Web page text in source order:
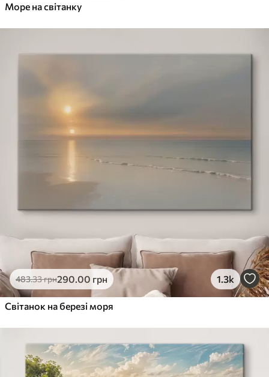
Море на світанку
483.33грн290.00 грн 1.3k
Світанок на березі моря